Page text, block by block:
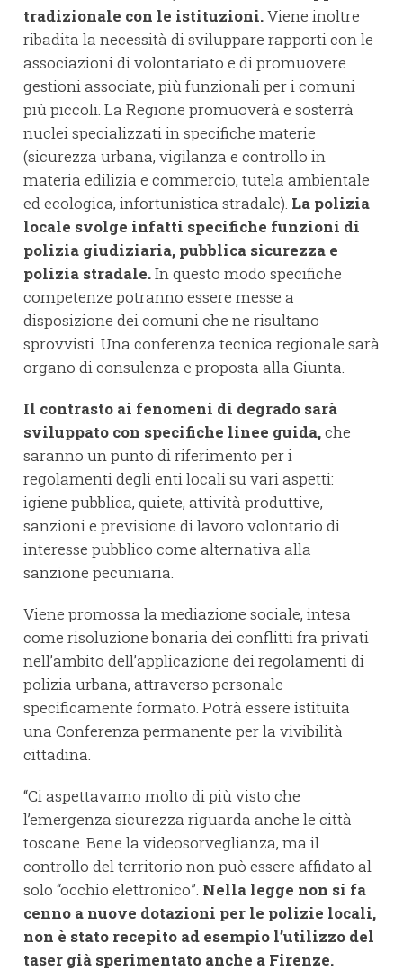
tradizionale con le istituzioni.Viene inoltre
ribadita la necessità di sviluppare rapporti con le
associazioni di volontariato e di promuovere
gestioni associate, più funzionali per i comuni
più piccoli. La Regione promuoverà e sosterrà
nuclei specializzati in specifiche materie
(sicurezza urbana, vigilanza e controllo in
materia edilizia e commercio, tutela ambientale
ed ecologica, infortunistica stradale). La polizia
locale svolge infatti specifiche funzioni di
polizia giudiziaria, pubblica sicurezza e
polizia stradale.In questo modo specifiche
competenze potranno essere messe a
disposizione dei comuni che ne risultano
sprovvisti. Una conferenza tecnica regionale sarà
organo di consulenza e proposta alla Giunta.
Il contrasto ai fenomeni di degrado sarà
sviluppato con specifiche linee guida,che
saranno un punto di riferimento per i
regolamenti degli enti locali su vari aspetti:
igiene pubblica, quiete, attività produttive,
sanzioni e previsione di lavoro volontario di
interesse pubblico come alternativa alla
sanzione pecuniaria.
Viene promossa la mediazione sociale, intesa
come risoluzione bonaria dei conflitti fra privati
nell’ambito dell’applicazione dei regolamenti di
polizia urbana, attraverso personale
specificamente formato. Potrà essere istituita
una Conferenza permanente per la vivibilità
cittadina.
“Ci aspettavamo molto di più visto che
l’emergenza sicurezza riguarda anche le città
toscane. Bene la videosorveglianza, ma il
controllo del territorio non può essere affidato al
solo “occhio elettronico”. Nella legge non si fa
cenno a nuove dotazioni per le polizie locali,
non è stato recepito ad esempio l’utilizzo del
taser già sperimentato anche a Firenze.